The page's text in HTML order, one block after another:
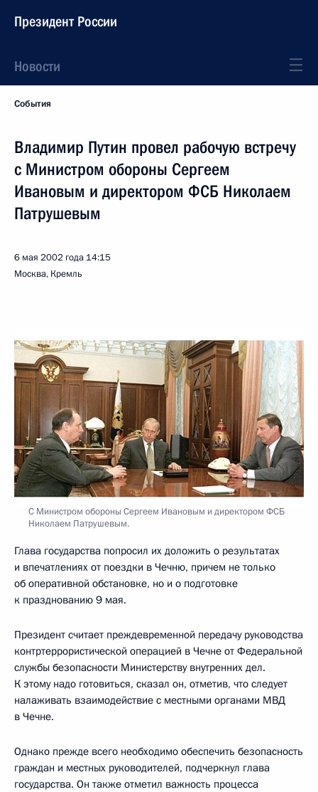
Президент России
Новости
События
Владимир Путин провел рабочую встречу
с Министром обороны Сергеем
Ивановым и директором ФСБ Николаем
Патрушевым
6 мая 2002 года 14:15
Москва, Кремль
С Министром обороны Сергеем Ивановым и директором ФСБ
Николаем Патрушевым.
Глава государства попросил их доложить о результатах
и впечатлениях от поездки в Чечню, причем не только
об оперативной обстановке, но и о подготовке
к празднованию 9 мая.
Президент считает преждевременной передачу руководства
контртеррористической операцией в Чечне от Федеральной
службы безопасности Министерству внутренних дел.
К этому надо готовиться, сказал он, отметив, что следует
налаживать взаимодействие с местными органами МВД
в Чечне.
Однако прежде всего необходимо обеспечить безопасность
граждан и местных руководителей, подчеркнул глава
государства. Он также отметил важность процесса